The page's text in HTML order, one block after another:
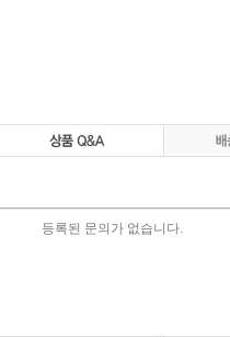
등록된 문의가 없습니다.